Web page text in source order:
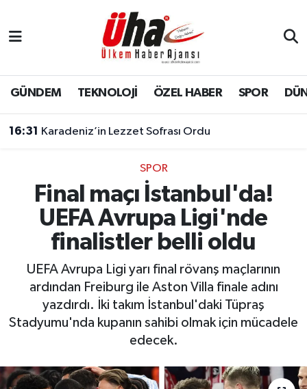
GÜNDEM TEKNOLOJİ ÖZEL HABER SPOR
16:31 Karadeniz’in Lezzet Sofrası Ordu
SPOR
Final maçı İstanbul'da!
UEFA Avrupa Ligi'nde
finalistler belli oldu
UEFA Avrupa Ligi yarı final rövanş maçlarının
ardından Freiburg ile Aston Villa finale adını
yazdırdı. İki takım İstanbul'daki Tüpraş
Stadyumu'nda kupanın sahibi olmak için mücadele
edecek.
İstanbul Nöbetçi Eczaneler
İstanbul Hava Durumu
Süper Lig Puan Durumu ve Fikstür
Tüm Manşetler
Haber Arşivi